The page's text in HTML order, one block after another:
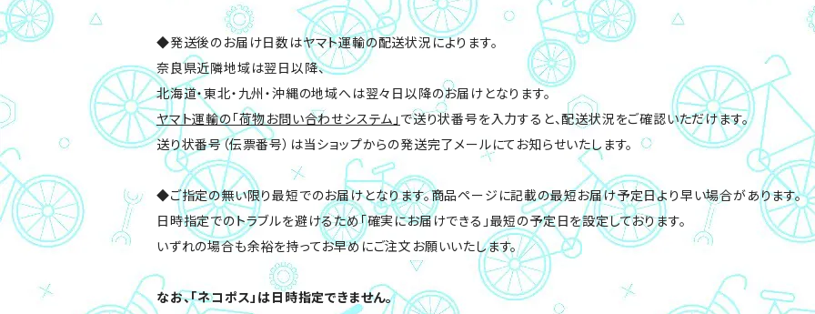
◆発送後のお届け日数はヤマト運輸の配送状況によります。
奈良県近隣地域は翌日以降、
北海道・東北・九州・沖縄の地域へは翌々日以降のお届けとなります。
ヤマト運輸の「荷物お問い合わせシステム」 で送り状番号を入力すると、配送状況をご確認いただけます。
送り状番号（伝票番号）は当ショップからの発送完了メールにてお知らせいたします。
◆ご指定の無い限り最短でのお届けとなります。商品ページに記載の最短お届け予定日より早い場合があります。
日時指定でのトラブルを避けるため「確実にお届けできる」最短の予定日を設定しております。
いずれの場合も余裕を持ってお早めにご注文お願いいたします。
なお、「ネコポス」は日時指定できません。